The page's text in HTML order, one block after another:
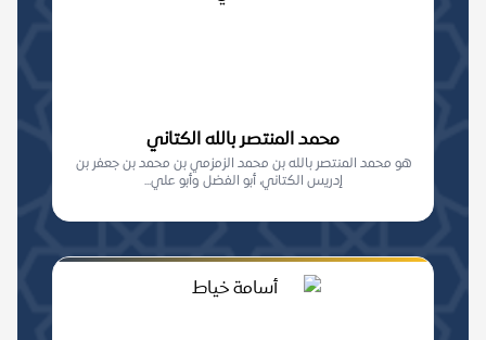
محمد المنتصر بالله الكتاني
هو محمد المنتصر بالله بن محمد الزمزمي بن محمد بن جعفر بن
إدريس الكتاني، أبو الفضل وأبو علي...